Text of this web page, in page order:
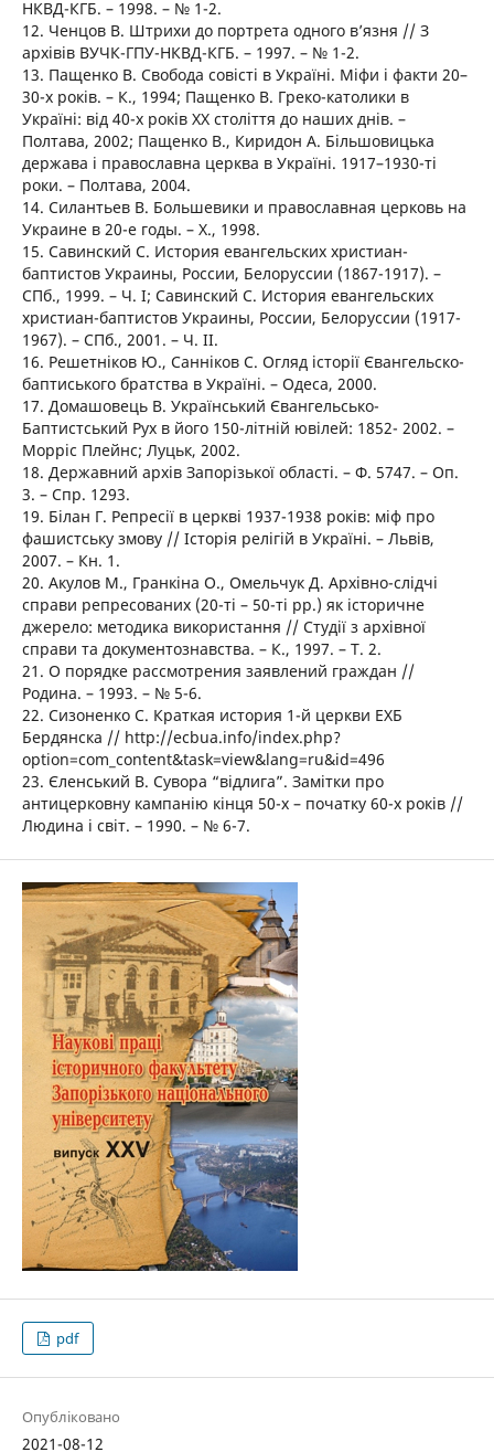
НКВД-КГБ. – 1998. – № 1-2.
12. Ченцов В. Штрихи до портрета одного в’язня // З
архівів ВУЧК-ГПУ-НКВД-КГБ. – 1997. – № 1-2.
13. Пащенко В. Свобода совісті в Україні. Міфи і факти 20–
30-х років. – К., 1994; Пащенко В. Греко-католики в
Україні: від 40-х років ХХ століття до наших днів. –
Полтава, 2002; Пащенко В., Киридон А. Більшовицька
держава і православна церква в Україні. 1917–1930-ті
роки. – Полтава, 2004.
14. Силантьев В. Большевики и православная церковь на
Украине в 20-е годы. – Х., 1998.
15. Савинский С. История евангельских христиан-
баптистов Украины, России, Белоруссии (1867-1917). –
СПб., 1999. – Ч. I; Савинский С. История евангельских
христиан-баптистов Украины, России, Белоруссии (1917-
1967). – СПб., 2001. – Ч. II.
16. Решетніков Ю., Санніков С. Огляд історії Євангельско-
баптиського братства в Україні. – Одеса, 2000.
17. Домашовець В. Український Євангельсько-
Баптистський Рух в його 150-літній ювілей: 1852- 2002. –
Морріс Плейнс; Луцьк, 2002.
18. Державний архів Запорізької області. – Ф. 5747. – Оп.
3. – Спр. 1293.
19. Білан Г. Репресії в церкві 1937-1938 років: міф про
фашистську змову // Історія релігій в Україні. – Львів,
2007. – Кн. 1.
20. Акулов М., Гранкіна О., Омельчук Д. Архівно-слідчі
справи репресованих (20-ті – 50-ті рр.) як історичне
джерело: методика використання // Студії з архівної
справи та документознавства. – К., 1997. – Т. 2.
21. О порядке рассмотрения заявлений граждан //
Родина. – 1993. – № 5-6.
22. Сизоненко С. Краткая история 1-й церкви ЕХБ
Бердянска // http://ecbua.info/index.php?
option=com_content&task=view&lang=ru&id=496
23. Єленський В. Сувора “відлига”. Замітки про
антицерковну кампанію кінця 50-х – початку 60-х років //
Людина і світ. – 1990. – № 6-7.
pdf
Опубліковано
2021-08-12